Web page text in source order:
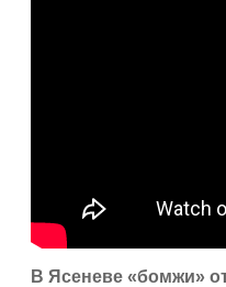
В Ясеневе «бомжи»